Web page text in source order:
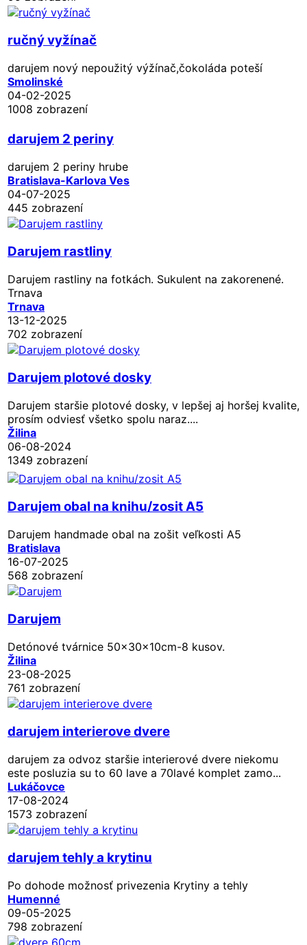
ručný vyžínač
darujem nový nepoužitý výžínač,čokoláda poteší
Smolinské
04-02-2025
1008 zobrazení
darujem 2 periny
darujem 2 periny hrube
Bratislava-Karlova Ves
04-07-2025
445 zobrazení
Darujem rastliny
Darujem rastliny na fotkách. Sukulent na zakorenené.
Trnava
Trnava
13-12-2025
702 zobrazení
Darujem plotové dosky
Darujem staršie plotové dosky, v lepšej aj horšej kvalite,
prosím odviesť všetko spolu naraz....
Žilina
06-08-2024
1349 zobrazení
Darujem obal na knihu/zosit A5
Darujem handmade obal na zošit veľkosti A5
Bratislava
16-07-2025
568 zobrazení
Darujem
Detónové tvárnice 50x30x10cm-8 kusov.
Žilina
23-08-2025
761 zobrazení
darujem interierove dvere
darujem za odvoz staršie interierové dvere niekomu
este posluzia su to 60 lave a 70lavé komplet zamo...
Lukáčovce
17-08-2024
1573 zobrazení
darujem tehly a krytinu
Po dohode možnosť privezenia Krytiny a tehly
Humenné
09-05-2025
798 zobrazení